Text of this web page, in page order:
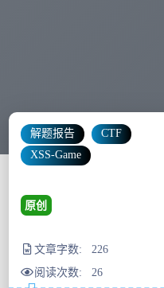
解题报告
CTF
XSS-Game
原创
文章字数: 226
阅读次数: 26